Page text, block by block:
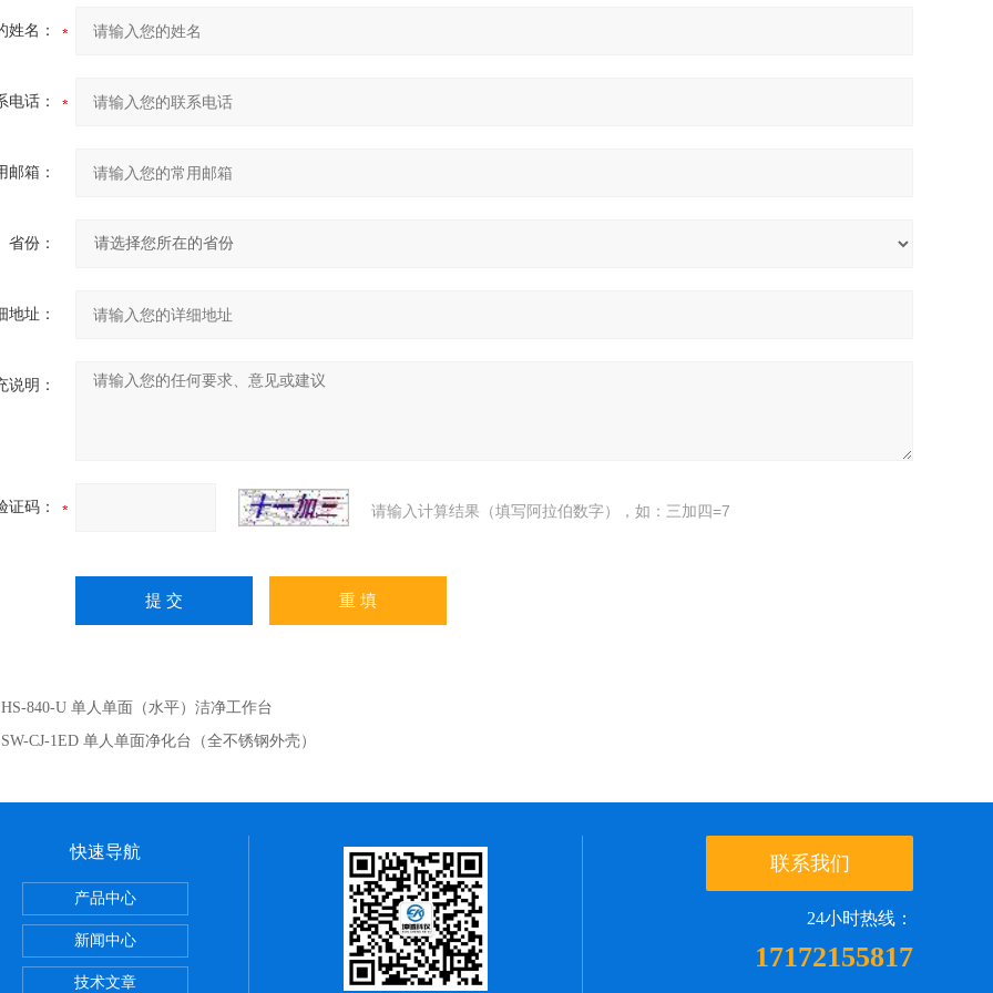
姓名：
电话：
邮箱：
省份：
地址：
说明：
证码： 请输入计算结果（填写阿拉伯数字），如：三加四=7
HS-840-U 单人单面（水平）洁净工作台
SW-CJ-1ED 单人单面净化台（全不锈钢外壳）
柜
快速导航
产品中心
新闻中心
技术文章
联系我们
24小时热线：
17172155817